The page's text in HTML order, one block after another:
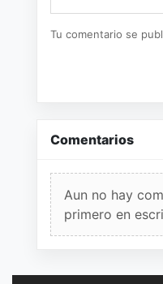
Tu comentario se
Comentarios
Aun no hay
primero en